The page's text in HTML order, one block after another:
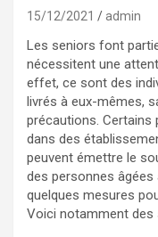
15/12/2021 admin
Les seniors font
nécessitent une
effet, ce sont des
livrés à eux-mêmes,
précautions.
dans des
peuvent émettre le
des personnes âgées
quelques mesures
Voici notamment des